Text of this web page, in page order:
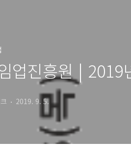
업진흥원 | 2019
2019. 9. 5.